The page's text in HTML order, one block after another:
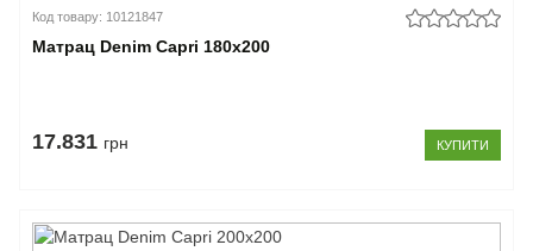
Код товару: 10121847
Матрац Denim Capri 180x200
17.831 грн КУПИТИ